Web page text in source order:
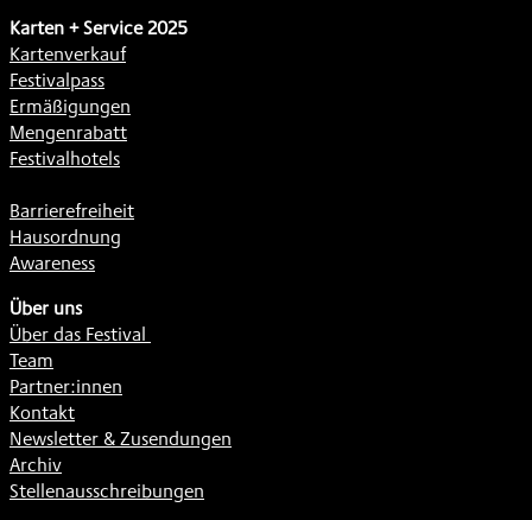
Karten + Service 2025
Kartenverkauf
Festivalpass
Ermäßigungen
Mengenrabatt
Festivalhotels
Barrierefreiheit
Hausordnung
Awareness
Über uns
Über das Festival
Team
Partner:innen
Kontakt
Newsletter & Zusendungen
Archiv
Stellenausschreibungen